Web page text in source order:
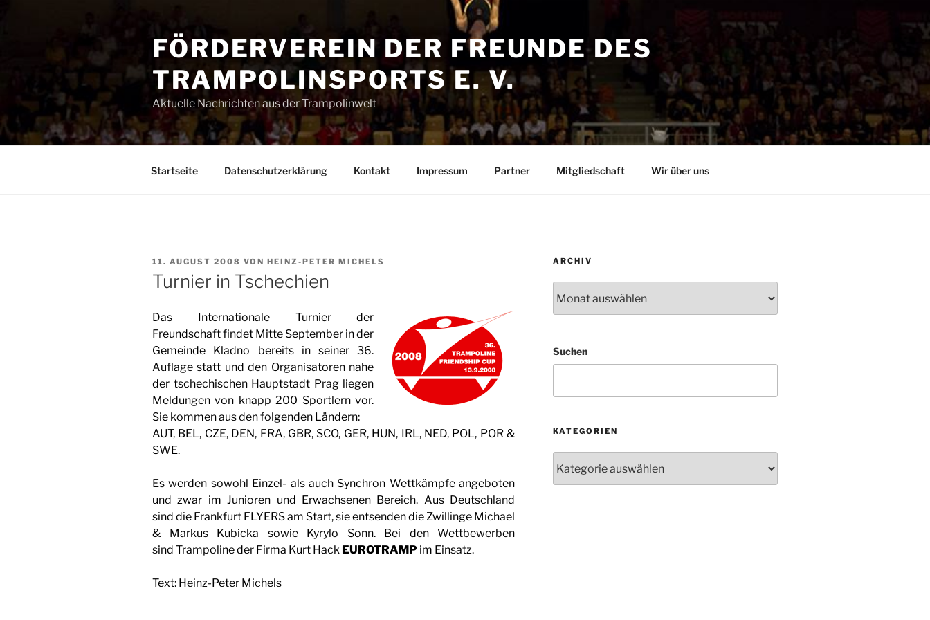
FÖRDERVEREIN DER FREUNDE DES
TRAMPOLINSPORTS E. V.
Aktuelle Nachrichten aus der Trampolinwelt
Startseite Datenschutzerklärung Kontakt Impressum Partner Mitgliedschaft Wir über uns
VERÖFFENTLICHT
AM
11. AUGUST 2008 VON HEINZ-PETER MICHELS
Turnier in Tschechien
Das Internationale Turnier der
Freundschaft findet Mitte September in der
Gemeinde Kladno bereits in seiner 36.
Auflage statt und den Organisatoren nahe
der tschechischen Hauptstadt Prag liegen
Meldungen von knapp 200 Sportlern vor.
Sie kommen aus den folgenden Ländern:
AUT, BEL, CZE, DEN, FRA, GBR, SCO, GER, HUN, IRL, NED, POL, POR &
SWE.
Es werden sowohl Einzel- als auch Synchron Wettkämpfe angeboten
und zwar im Junioren und Erwachsenen Bereich. Aus Deutschland
sind die Frankfurt FLYERS am Start, sie entsenden die Zwillinge Michael
& Markus Kubicka sowie Kyrylo Sonn. Bei den Wettbewerben
sind Trampoline der Firma Kurt Hack EUROTRAMP im Einsatz.
Text: Heinz-Peter Michels
ARCHIV
Suchen
KATEGORIEN